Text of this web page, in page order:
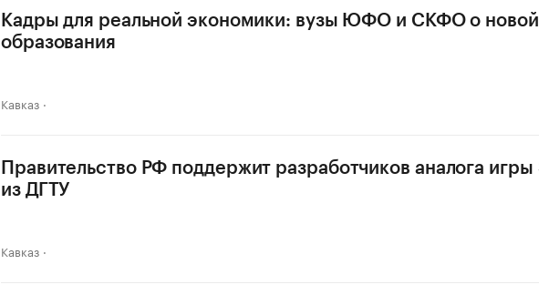
Кадры для реальной экономики: вузы ЮФО и СКФО о
образования
Кавказ
Правительство РФ поддержит разработчиков аналога
из ДГТУ
Кавказ